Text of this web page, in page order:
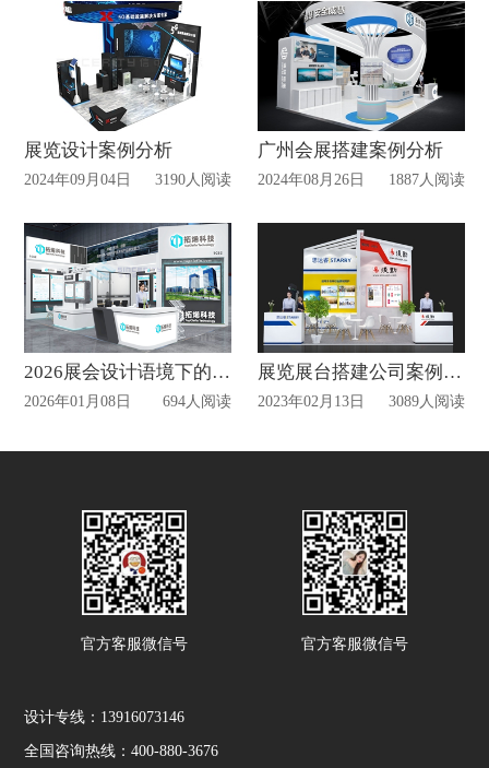
展览设计案例分析
2024年09月04日 3190人阅读
广州会展搭建案例分析
2024年08月26日 1887人阅读
2026展会设计语境下的专业空间叙事
2026年01月08日 694人阅读
展览展台搭建公司案例赏析
2023年02月13日 3089人阅读
官方客服微信号 官方客服微信号
设计专线：13916073146
全国咨询热线：400-880-3676